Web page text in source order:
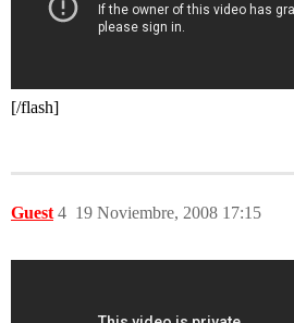
[/flash]
Guest 19 Noviembre, 2008 17:15
4